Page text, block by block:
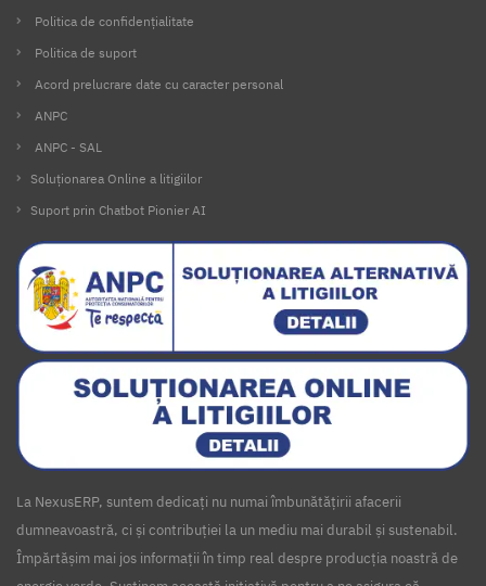
Politica de confidențialitate
Politica de suport
Acord prelucrare date cu caracter personal
ANPC
ANPC - SAL
Soluționarea Online a litigiilor
Suport prin Chatbot Pionier AI
La NexusERP, suntem dedicați nu numai îmbunătățirii afacerii
dumneavoastră, ci și contribuției la un mediu mai durabil și sustenabil.
Împărtășim mai jos informații în timp real despre producția noastră de